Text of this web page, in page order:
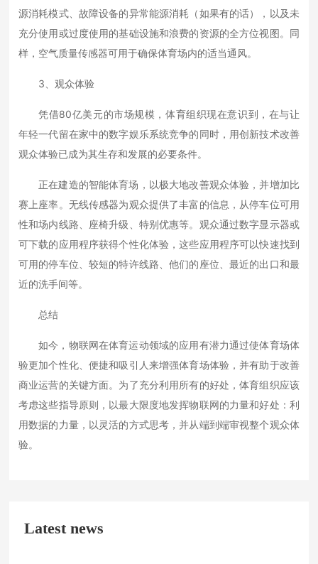
源消耗模式、故障设备的异常能源消耗（如果有的话），以及未
充分使用或过度使用的基础设施和浪费的资源的全方位视图。同
样，空气质量传感器可用于确保体育场内的适当通风。
3、观众体验
凭借80亿美元的市场规模，体育组织现在意识到，在与让
年轻一代留在家中的数字娱乐系统竞争的同时，用创新技术改善
观众体验已成为其生存和发展的必要条件。
正在建造的智能体育场，以极大地改善观众体验，并增加比
赛上座率。无线传感器为观众提供了丰富的信息，从停车位可用
性和场内线路、座椅升级、特别优惠等。观众通过数字显示器或
可下载的应用程序获得个性化体验，这些应用程序可以快速找到
可用的停车位、较短的特许线路、他们的座位、最近的出口和最
近的洗手间等。
总结
如今，物联网在体育运动领域的应用有潜力通过使体育场体
验更加个性化、便捷和吸引人来增强体育场体验，并有助于改善
商业运营的关键方面。为了充分利用所有的好处，体育组织应该
考虑这些指导原则，以最大限度地发挥物联网的力量和好处：利
用数据的力量，以灵活的方式思考，并从端到端审视整个观众体
验。
Latest news